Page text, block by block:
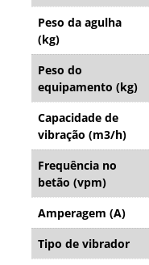
Peso da agulha
(kg)
Peso do
equipamento (kg)
Capacidade de
vibração (m3/h)
Frequência no
betão (vpm)
Amperagem (A)
Tipo de vibrador